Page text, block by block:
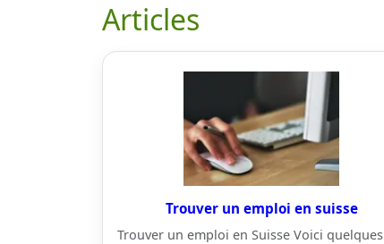
Articles
Trouver un emploi en suisse
Trouver un emploi en Suisse Voici quelques